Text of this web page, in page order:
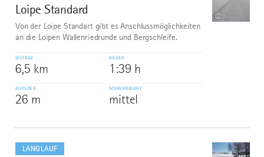
8
Loipe Standard
©
Von der Loipe Standart gibt es Anschlussmöglichkeiten
an die Loipen Wallenriedrunde und Bergschleife.
DISTANZ
6,5 km
DAUER
1:39 h
AUFSTIEG
26 m
SCHWIERIGKEIT
mittel
LANGLAUF
dazu